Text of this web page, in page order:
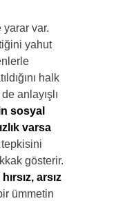
var.
yahut
halk
anlayışlı
sosyal
varsa
gösterir.
arsız
ümmetin